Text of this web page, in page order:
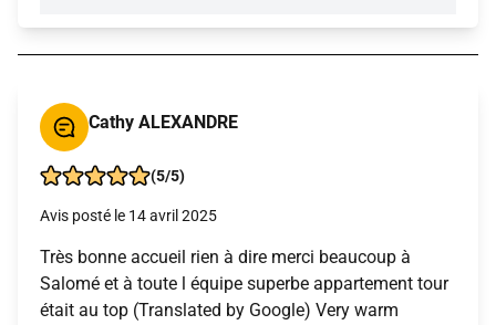
Cathy ALEXANDRE
(5/5)
Avis posté le 14 avril 2025
Très bonne accueil rien à dire merci beaucoup à
Salomé et à toute l équipe superbe appartement tour
était au top (Translated by Google) Very warm